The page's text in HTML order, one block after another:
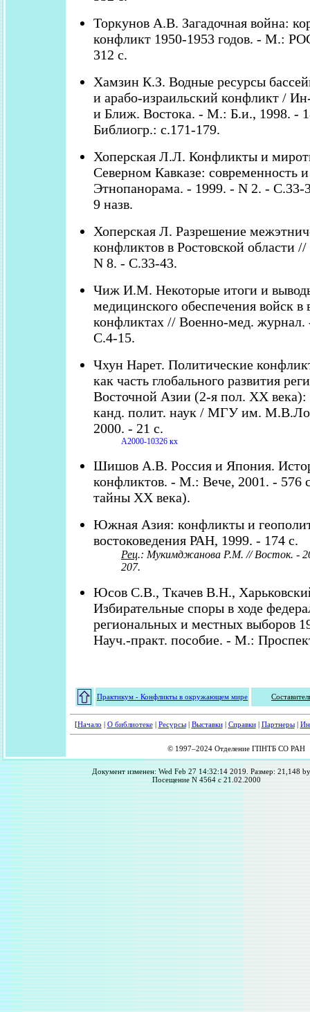
Торкунов А.В. Загадочная война:
конфликт 1950-1953 годов. - М.:
312 с.
Хамзин К.З. Водные ресурсы
и арабо-израильский конфликт /
и Ближ. Востока. - М.: Б.и., 1998. -
Библиогр.: с.171-179.
Хоперская Л.Л. Конфликты и
Северном Кавказе: современность
Этнопанорама. - 1999. - N 2. - С.33-
9 назв.
Хоперская Л. Разрешение
конфликтов в Ростовской области
N 8. - С.33-43.
Чиж И.М. Некоторые итоги и
медицинского обеспечения войск
конфликтах // Военно-мед. журнал.
С.4-15.
Чхун Нарет. Политические
как часть глобального развития
Восточной Азии (2-я пол. ХХ века):
канд. полит. наук / МГУ им.
2000. - 21 с.
А2000-10326 кх
Шишов А.В. Россия и Япония.
конфликтов. - М.: Вече, 2001. - 576
тайны ХХ века).
Южная Азия: конфликты и
востоковедения РАН, 1999. - 174 с.
Рец.: Мукимджанова Р.М. // Восток. -
207.
Юсов С.В., Ткачев В.Н.,
Избирательные споры в ходе
региональных и местных выборов
Науч.-практ. пособие. - М.:
Практикум - Конфликты в окружающем мире
[Начало | О библиотеке| Ресурсы| Выставки| Справки| Партнеры|
© 1997–2024 Отделение ГПНТБ СО РАН
Документ изменен: Wed Feb 27 14:32:14 2019. Размер: 21,148
Посещение N 4564 с 21.02.2000